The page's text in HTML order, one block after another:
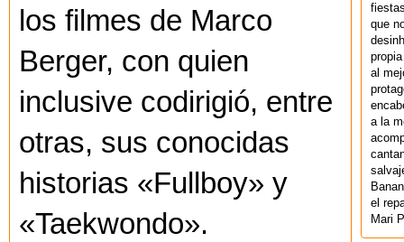
los filmes de Marco
Berger, con quien
inclusive codirigió, entre
otras, sus conocidas
historias «Fullboy» y
«Taekwondo».
que
al
a la
el
Mari